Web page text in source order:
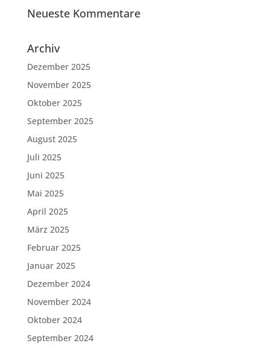
Neueste Kommentare
Archiv
Dezember 2025
November 2025
Oktober 2025
September 2025
August 2025
Juli 2025
Juni 2025
Mai 2025
April 2025
März 2025
Februar 2025
Januar 2025
Dezember 2024
November 2024
Oktober 2024
September 2024